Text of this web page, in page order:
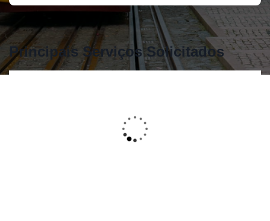
Principais Serviços Solicitados
São Permitidos Animais